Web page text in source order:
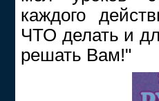
каждого
ЧТО делать и
решать Вам!"